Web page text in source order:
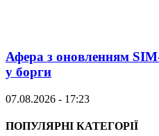
Афера з оновленням
у борги
07.08.2026 - 17:23
ПОПУЛЯРНІ КАТЕГОРІЇ